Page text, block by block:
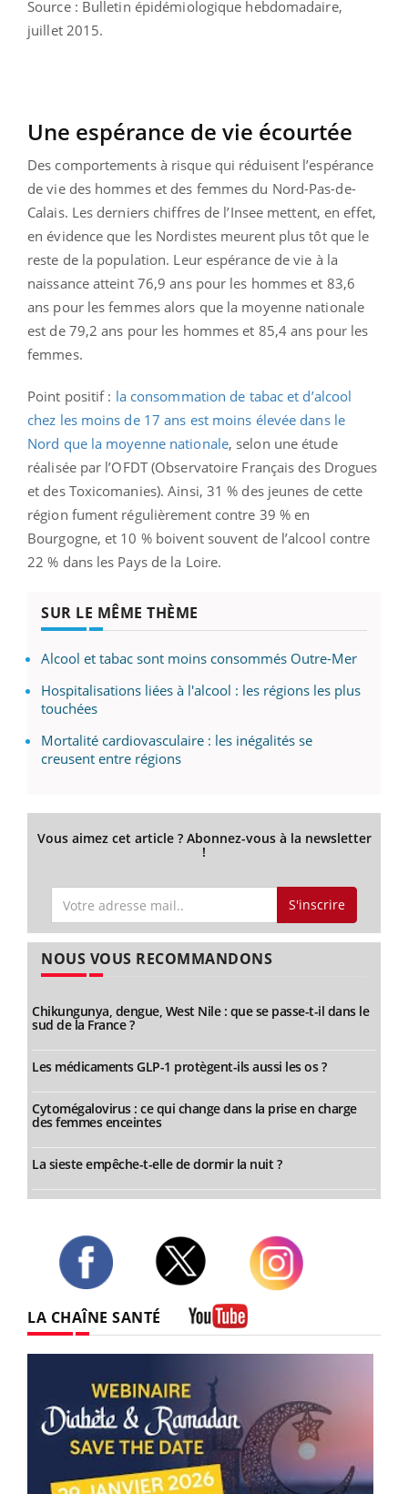
Source : Bulletin épidémiologique hebdomadaire,
juillet 2015.
Une espérance de vie écourtée
Des comportements à risque qui réduisent l’espérance
de vie des hommes et des femmes du Nord-Pas-de-
Calais. Les derniers chiffres de l’Insee mettent, en effet,
en évidence que les Nordistes meurent plus tôt que le
reste de la population. Leur espérance de vie à la
naissance atteint 76,9 ans pour les hommes et 83,6
ans pour les femmes alors que la moyenne nationale
est de 79,2 ans pour les hommes et 85,4 ans pour les
femmes.
Point positif : la consommation de tabac et d’alcool
chez les moins de 17 ans est moins élevée dans le
Nord que la moyenne nationale, selon une étude
réalisée par l’OFDT (Observatoire Français des Drogues
et des Toxicomanies). Ainsi, 31 % des jeunes de cette
région fument régulièrement contre 39 % en
Bourgogne, et 10 % boivent souvent de l’alcool contre
22 % dans les Pays de la Loire.
SUR LE MÊME THÈME
Alcool et tabac sont moins consommés Outre-Mer
Hospitalisations liées à l'alcool : les régions les plus
touchées
Mortalité cardiovasculaire : les inégalités se
creusent entre régions
Vous aimez cet article ? Abonnez-vous à la newsletter
!
S'inscrire
NOUS VOUS RECOMMANDONS
Chikungunya, dengue, West Nile : que se passe-t-il dans le
sud de la France ?
Les médicaments GLP-1 protègent-ils aussi les os ?
Cytomégalovirus : ce qui change dans la prise en charge
des femmes enceintes
La sieste empêche-t-elle de dormir la nuit ?
LA CHAÎNE SANTÉ